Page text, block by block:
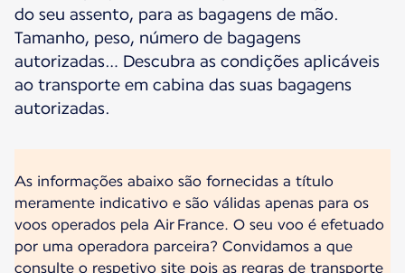
do seu assento, para as bagagens de mão.
Tamanho, peso, número de bagagens
autorizadas… Descubra as condições aplicáveis
ao transporte em cabina das suas bagagens
autorizadas.
As informações abaixo são fornecidas a título
meramente indicativo e são válidas apenas para os
voos operados pela Air France. O seu voo é efetuado
por uma operadora parceira? Convidamos a que
consulte o respetivo site pois as regras de transporte